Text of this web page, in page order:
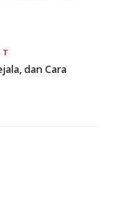
dan Cara